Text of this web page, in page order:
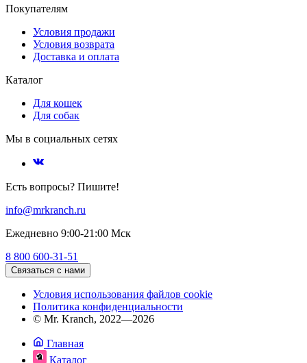
Покупателям
Условия продажи
Условия возврата
Доставка и оплата
Каталог
Для кошек
Для собак
Мы в социальных сетях
Есть вопросы? Пишите!
info@mrkranch.ru
Ежедневно 9:00-21:00 Мск
8 800 600-31-51
Связаться с нами
Условия использования файлов cookie
Политика конфиденциальности
© Mr. Kranch, 2022—2026
Главная
Каталог